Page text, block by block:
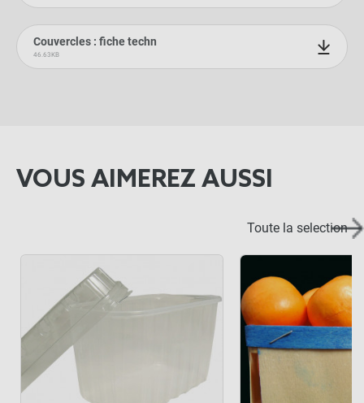
Couvercles : fiche techn
46.63KB
VOUS AIMEREZ AUSSI
Toute la selection